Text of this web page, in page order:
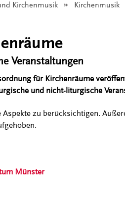
Kirchenmusik
Kirchenmusik
Veranstaltungen
für Kirchenräume
und nicht-liturgische
zu berücksichtigen.
Münster